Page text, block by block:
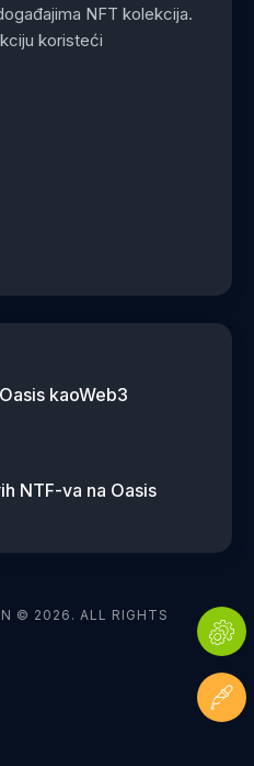
NFT kolekcija.
koristeći
kaoWeb3
NTF-va na Oasis
© 2026. ALL RIGHTS